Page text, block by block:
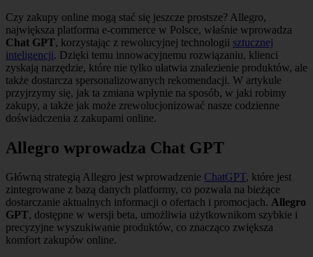
Czy zakupy online mogą stać się jeszcze prostsze? Allegro,
największa platforma e-commerce w Polsce, właśnie wprowadza
Chat GPT, korzystając z rewolucyjnej technologii sztucznej
inteligencji. Dzięki temu innowacyjnemu rozwiązaniu, klienci
zyskają narzędzie, które nie tylko ułatwia znalezienie produktów, ale
także dostarcza spersonalizowanych rekomendacji. W artykule
przyjrzymy się, jak ta zmiana wpłynie na sposób, w jaki robimy
zakupy, a także jak może zrewolucjonizować nasze codzienne
doświadczenia z zakupami online.
Allegro wprowadza Chat GPT
Główną strategią Allegro jest wprowadzenie ChatGPT, które jest
zintegrowane z bazą danych platformy, co pozwala na bieżące
dostarczanie aktualnych informacji o ofertach i promocjach. Allegro
GPT, dostępne w wersji beta, umożliwia użytkownikom szybkie i
precyzyjne wyszukiwanie produktów, co znacząco zwiększa
komfort zakupów online.